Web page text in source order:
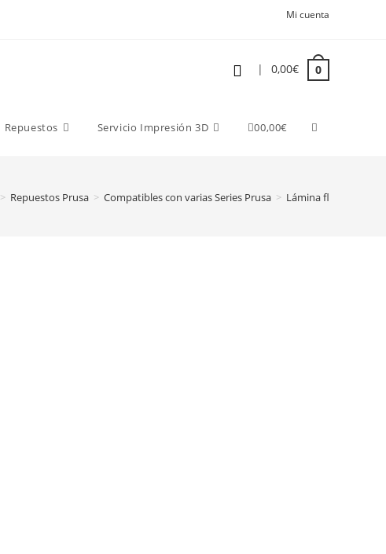
Mi cuenta
| 0,00€ 0
Repuestos Servicio Impresión 3D 00,00€
> Repuestos Prusa > Compatibles con varias Series Prusa > Lámina flexible